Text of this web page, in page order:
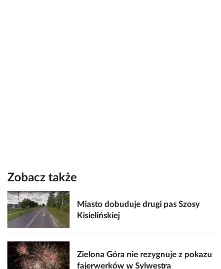
Zobacz także
Miasto dobuduje drugi pas Szosy
Kisielińskiej
Zielona Góra nie rezygnuje z pokazu
fajerwerków w Sylwestra